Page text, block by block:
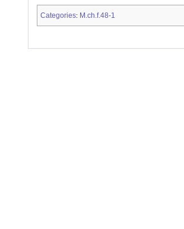
Categories: M.ch.f.48-1